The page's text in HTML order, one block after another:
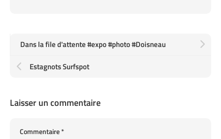
Dans la file d'attente #expo #photo #Doisneau
Estagnots Surfspot
Laisser un commentaire
Commentaire*